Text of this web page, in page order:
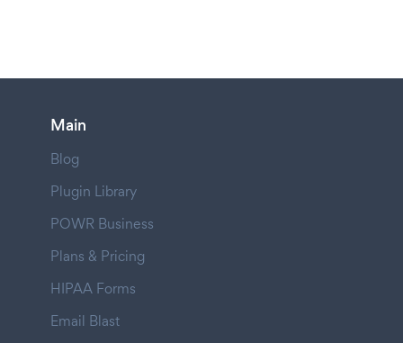
Main
Blog
Plugin Library
POWR Business
Plans & Pricing
HIPAA Forms
Email Blast